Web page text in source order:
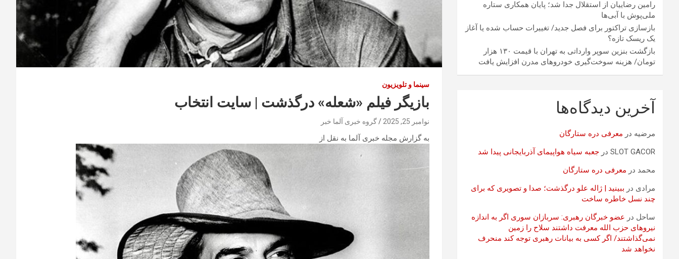
سینما و تلویزیون
بازیگر فیلم «شعله» درگذشت | سایت انتخاب
نوامبر 25, 2025 گروه خبری آلما خبر
به گزارش مجله خبری آلما به نقل از
رامین رضاییان از استقلال جدا شد؛ پایان همکاری ستاره
ملی‌پوش با آبی‌ها
بازسازی تراکتور برای فصل جدید/ تغییرات حساب شده یا آغاز
یک ریسک تازه؟
بازگشت بنزین سوپر وارداتی به تهران با قیمت ۱۳۰ هزار
تومان/ هزینه سوخت‌گیری خودرو‌های مدرن افزایش یافت
آخرین دیدگاه‌ها
مرضیه در معرفی دره ستارگان
SLOT GACOR در جعبه سیاه هواپیمای آذربایجانی پیدا شد
محمد در معرفی دره ستارگان
مرادی در ببینید | ژاله علو درگذشت؛ صدا و تصویری که برای
چند نسل خاطره ساخت
ساحل در عضو خبرگان رهبری: سربازان سوری اگر به اندازه
نیروهای حزب الله معرفت داشتند سلاح را زمین
نمی‌گذاشتند/ اگر کسی به بیانات رهبری توجه کند منحرف
نخواهد شد